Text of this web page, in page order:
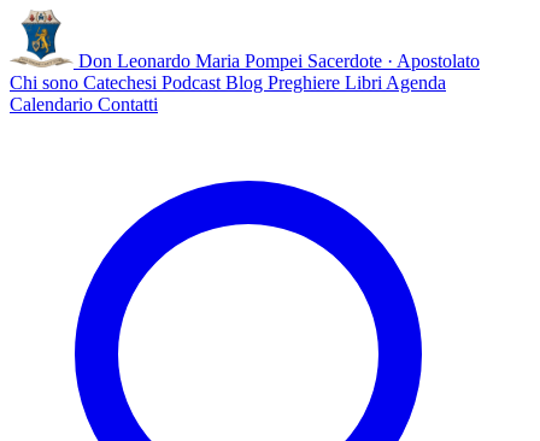
Don Leonardo Maria Pompei Sacerdote · Apostolato
Chi sono Catechesi Podcast Blog Preghiere Libri Agenda
Calendario Contatti